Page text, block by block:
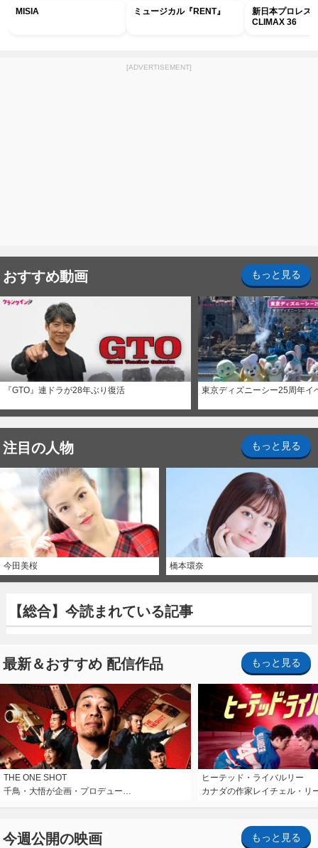
MISIA ミュージカル『RENT』
新日本プロレス
CLIMAX 36
[ADVERTISEMENT]
おすすめ動画 もっと見る
『GTO』連ドラが28年ぶり復活 東京ディズニーシー25周年イ
注目の人物 もっと見る
今田美桜 橋本環奈
【総合】今読まれている記事
最新＆おすすめ 配信作品 もっと見る
THE ONE SHOT
千鳥・大悟が企画・プロデュー…
ヒーテッド・ライバルリー
カナダの作家レイチェル・リ
今週公開の映画 もっと見る